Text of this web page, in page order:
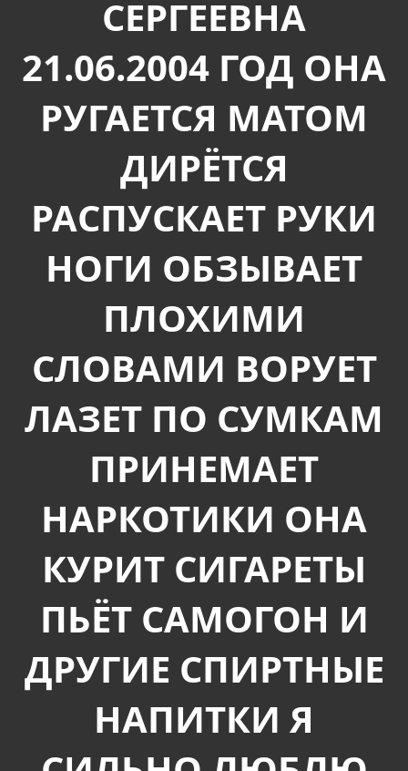
СЕРГЕЕВНА
21.06.2004 ГОД ОНА
РУГАЕТСЯ МАТОМ
ДИРЁТСЯ
РАСПУСКАЕТ РУКИ
НОГИ ОБЗЫВАЕТ
ПЛОХИМИ
СЛОВАМИ ВОРУЕТ
ЛАЗЕТ ПО СУМКАМ
ПРИНЕМАЕТ
НАРКОТИКИ ОНА
КУРИТ СИГАРЕТЫ
ПЬЁТ САМОГОН И
ДРУГИЕ СПИРТНЫЕ
НАПИТКИ Я